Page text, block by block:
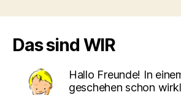
Das sind WIR
Hallo Freunde! In
geschehen schon